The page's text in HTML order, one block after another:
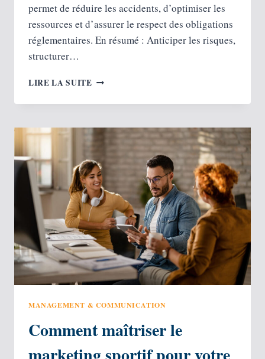
permet de réduire les accidents, d’optimiser les
ressources et d’assurer le respect des obligations
réglementaires. En résumé : Anticiper les risques,
structurer…
LIRE LA SUITE COMMENT
VOS
SUR
CHANTIERS ?
MANAGEMENT & COMMUNICATION
Comment maîtriser le